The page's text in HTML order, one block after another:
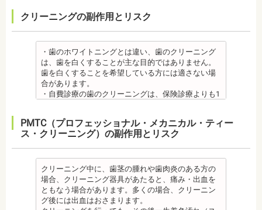
開かない、食事を噛むときに痛みが出る顎関節症を
発症する場合があります。
他にも自律神経失調症になることもあります。噛み
合わせが原因。
その他
・個人差がありますが子供にとって大きなストレス
になる場合があります。装置装着後もしっかりと状
況を聞いて話し合ってください。
・矯正中、頭痛、首や肩のこり、強い倦怠感、吐き
の場合は、鎮痛剤、吐き気止め等、歯科医師の指示
のもと服用してください。
・治療の経過と治療後の見た目に個人差が大きくあ
らわれる治療です。また、歯科医師との見解の相違
も起こりえます。歯科医師とよくご相談ください。
・矯正力が強すぎると、歯の根が短くなる「歯根吸
収」が起こるリスクが高くなります。
・歯や骨の状態、歯の動きを妨げる癖があった場
合、虫歯や歯周病の発生など、治療計画よりも治療
、毎日丁寧なブラッシング、歯を清潔にしてリスク
を抑えましょう。
・矯正中は、基本的に虫歯や歯周病の治療が行えな
いため、矯正前にこれらの治療を終わらせる必要が
あります。矯正専門の歯科の場合は、一般の歯科で
虫歯、歯周病の治療を行う必要もあります。
治療終了後
す。
・矯正終了して数か月から数年経過するとかみ合わ
せが悪くなる可能性があります。かみ合わせが悪く
なると、咀嚼障害、頭痛、肩こりを招く事がありま
す。
また、かみ合わせのバランスが崩れることで、口が
大きく開かない、食事を噛むときに痛みが出る顎関
節症を発症する場合があります。他にも自律神経失
調症になることもあります。かみ合わせが原因の場
・矯正中、虫歯が悪化する場合があります。治療終
・矯正治療中、矯正装置の周りなど、ブラッシング
（歯磨き）しにくい部分ができるため、虫歯や歯周
炎のリスクが高くなります。間食を控え、矯正治療
中に合ったブラッシング指導を歯科医師より受けて
、毎日丁寧なブラッシング、歯を清潔にしてリスク
を抑えましょう。
ッ素塗布など、歯科医院でのケアも予防に役立ちま
す。
・矯正中は、虫歯や歯周病の治療が行えないため矯
病の治療を行う必要もあります。
治療終了後
・矯正終了後に噛み合わせが悪くなる可能性があり
ます。
に穴をあけて人工の歯根を埋め込み、その上に人工
た、インプラントを埋め込む骨の厚みを増やす手術
を行う場合、さらに期間を要することになります。
・インプラント治療を受けると定期検診、メインテ
ナンスをし続けなければいけません。人工物である
インプラントが虫歯になることはありませんが、日
ごろから丁寧なメインテナンスが必要となります。
囲炎という病気にかかる可能性があります。インプ
ラントの機能をより長く維持するために、定期検診
異なり保険適用外となります。
・インプラント治療は、お子様、妊婦の方は受けら
れません。骨の成長途中になるお子様は、インプラ
ント治療はできません。痛み止め、抗生物質等を治
療に使用するため妊娠中、妊娠の可能性のある方、
メタルセラミック
オールセラミック
・オールセラミック治療は、本数が多いと費用が高
額となる場合が多くあります。また、陶器であり強
度は低いため、奥歯には不向きです。前歯でも欠け
てしまうこともあるため、歯ぎしりのクセがある方
はマウスピースで保護する場合もあります。
はなく、デメリットもあるため、検討される方は、
歯科医師と十分に相談しましょう。
【プロフィール】
日本大学歯学部卒業
日本大学歯学部口腔外科第２講座大学院卒業
歯学博士（口腔外科学）
日本大学歯学部非常勤講師
日本歯科大学新潟生命歯学部卒業
新潟大学医歯学総合病院にて研修
都内歯科医院にて勤務
クリーニングの副作用とリスク
・歯のホワイトニングとは違い、歯のクリーニング
は、歯を白くすることが主な目的ではありません。
歯を白くすることを希望している方には適さない場
合があります。
・自費診療の歯のクリーニングは、保険診療よりも1
・歯のクリーニングは、歯科医院によって「クリー
ニング」と書いているところと「PMTC」と書いてい
るところがあります。PMTCは専用の機器が用いられ
るのに対し、クリーニングは歯科医院によっては歯
石を落とすスケーリングの場合や、PMTCの場合もあ
るので、事前に内容を確認されるとよいでしょう。
監修医情報 医療法人社団日坂会 理事長 日坂充
宏先生
PMTC（プロフェッショナル・メカニカル・ティー
ス・クリーニング）の副作用とリスク
クリーニング中に、歯茎の腫れや歯肉炎のある方の
場合、クリーニング器具があたると、痛み・出血を
ともなう場合があります。多くの場合、クリーニン
グ後には出血はおさまります。